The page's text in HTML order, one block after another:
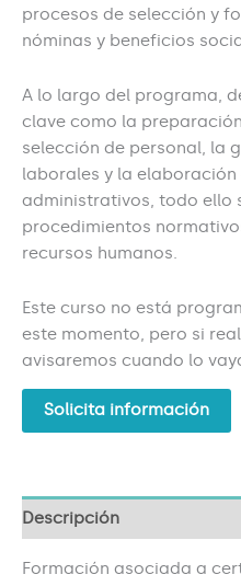
procesos de selección y
nóminas y beneficios
A lo largo del programa,
clave como la
selección de personal, la
laborales y la elaboración
administrativos, todo ello
procedimientos
recursos humanos.
Este curso no está
este momento, pero si
avisaremos cuando lo
Solicita información
Descripción
Formación asociada a